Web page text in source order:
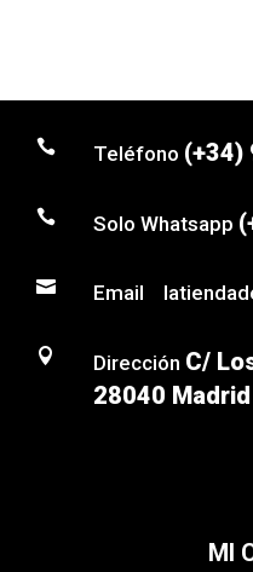
 Teléfono (+34)
 Solo Whatsapp
 Email
 Dirección C/
28040 Madrid
MI